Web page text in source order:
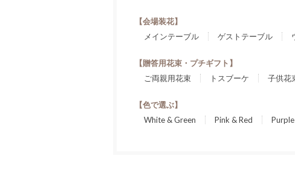
【会場装花】
メインテーブル
ゲストテーブル
【贈答用花束・プチギフト】
ご両親用花束
トスブーケ 子供花
【色で選ぶ】
White & Green
Pink & Red